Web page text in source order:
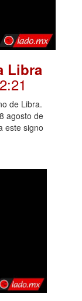
Libra
de Libra.
agosto de
este signo